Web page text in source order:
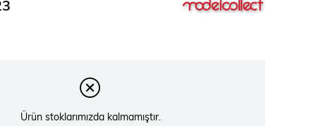
Ürün stoklarımızda kalmamıştır.